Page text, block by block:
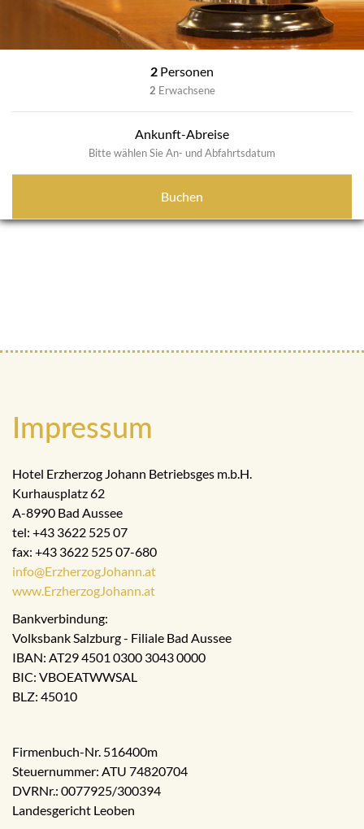
2 Personen
2 Erwachsene
Ankunft-Abreise
Bitte wählen Sie An- und Abfahrtsdatum
Buchen
Impressum
Hotel Erzherzog Johann Betriebsges m.b.H.
Kurhausplatz 62
A-8990 Bad Aussee
tel: +43 3622 525 07
fax: +43 3622 525 07-680
info@ErzherzogJohann.at
www.ErzherzogJohann.at
Bankverbindung:
Volksbank Salzburg - Filiale Bad Aussee
IBAN: AT29 4501 0300 3043 0000
BIC: VBOEATWWSAL
BLZ: 45010
Firmenbuch-Nr. 516400m
Steuernummer: ATU 74820704
DVRNr.: 0077925/300394
Landesgericht Leoben